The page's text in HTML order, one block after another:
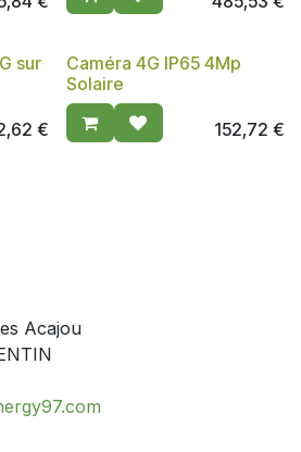
sur
€
Caméra 4G IP65 4Mp
Solaire
152,72 €
Acajou